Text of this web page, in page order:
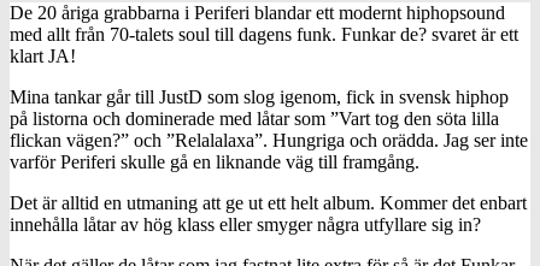
De 20 åriga grabbarna i Periferi blandar ett modernt hiphopsound
med allt från 70-talets soul till dagens funk. Funkar de? svaret är ett
klart JA!
Mina tankar går till JustD som slog igenom, fick in svensk hiphop
på listorna och dominerade med låtar som ”Vart tog den söta lilla
flickan vägen?” och ”Relalalaxa”. Hungriga och orädda. Jag ser inte
varför Periferi skulle gå en liknande väg till framgång.
Det är alltid en utmaning att ge ut ett helt album. Kommer det enbart
innehålla låtar av hög klass eller smyger några utfyllare sig in?